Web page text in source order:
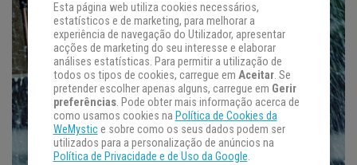
Esta página web utiliza cookies necessários,
estatísticos e de marketing, para melhorar a
experiência de navegação do Utilizador, apresentar
acções de marketing do seu interesse e elaborar
análises estatísticas. Para permitir a utilização de
todos os tipos de cookies, carregue em Aceitar. Se
pretender escolher apenas alguns, carregue em Gerir
preferências. Pode obter mais informação acerca de
como usamos cookies na Política de Cookies da
WeMystice sobre como os seus dados podem ser
utilizados para a personalização de anúncios na
Política de Privacidade e de Uso da Google.